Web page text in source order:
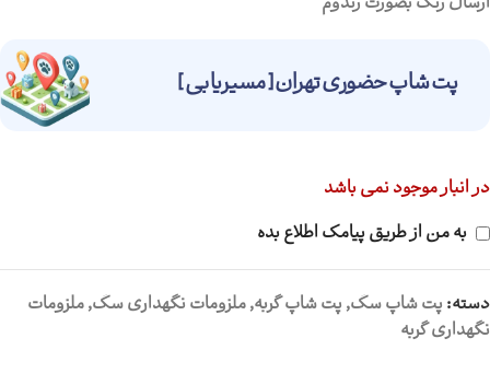
پت شاپ حضوری تهران [ مسیریابی ]
در انبار موجود نمی باشد
به من از طریق پیامک اطلاع بده
دسته:پت شاپ سگ,پت شاپ گربه,ملزومات نگهداری سگ,ملزومات
نگهداری گربه